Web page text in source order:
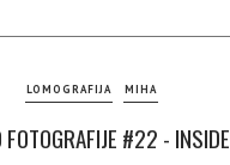
LOMOGRAFIJA MIHA
FOTOGRAFIJE #22 - INSIDE